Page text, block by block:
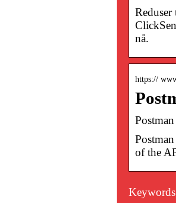
nå.
https://
Postman
of the